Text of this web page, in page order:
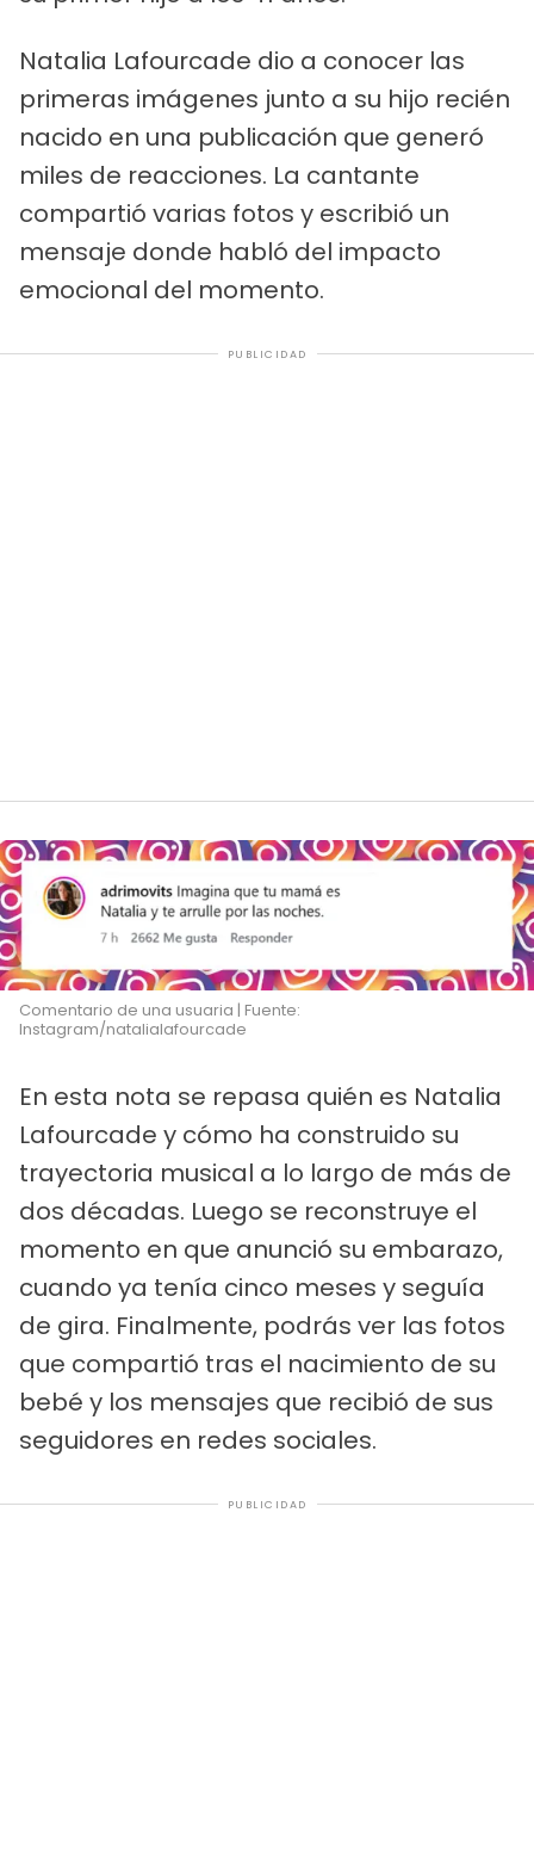
Natalia Lafourcade dio a conocer las
primeras imágenes junto a su hijo recién
nacido en una publicación que generó
miles de reacciones. La cantante
compartió varias fotos y escribió un
mensaje donde habló del impacto
emocional del momento.
PUBLICIDAD
Comentario de una usuaria | Fuente:
Instagram/natalialafourcade
En esta nota se repasa quién es Natalia
Lafourcade y cómo ha construido su
trayectoria musical a lo largo de más de
dos décadas. Luego se reconstruye el
momento en que anunció su embarazo,
cuando ya tenía cinco meses y seguía
de gira. Finalmente, podrás ver las fotos
que compartió tras el nacimiento de su
bebé y los mensajes que recibió de sus
seguidores en redes sociales.
PUBLICIDAD